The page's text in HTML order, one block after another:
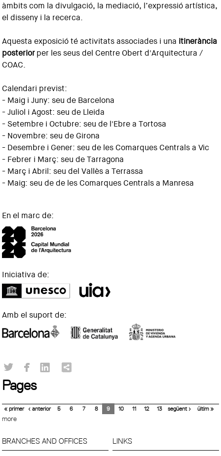
àmbits com la divulgació, la mediació, l’expressió artística,
el disseny i la recerca.
Aquesta exposició té activitats associades i una itinerància
posteriorper les seus del Centre Obert d'Arquitectura /
COAC.
Calendari previst:
- Maig i Juny: seu de Barcelona
- Juliol i Agost: seu de Lleida
- Setembre i Octubre: seu de l'Ebre a Tortosa
- Novembre: seu de Girona
- Desembre i Gener: seu de les Comarques Centrals a Vic
- Febrer i Març: seu de Tarragona
- Març i Abril: seu del Vallès a Terrassa
- Maig: seu de de les Comarques Centrals a Manresa
En el marc de:
Iniciativa de:
Amb el suport de:
Pages
« primer ‹ anterior 5 6 7 8 9 10 11 12 13 següent › últim »
more
BRANCHES AND OFFICES LINKS